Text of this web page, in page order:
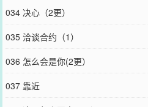
034 决心（2更）
035 洽谈合约（1）
036 怎么会是你(2更）
037 靠近